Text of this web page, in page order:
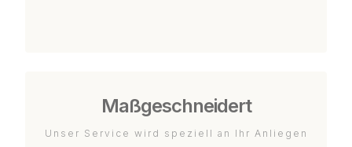
Maßgeschneidert
Unser Service wird speziell an Ihr Anliegen